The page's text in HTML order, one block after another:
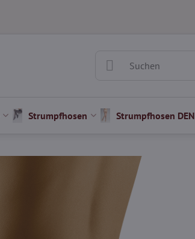
Strumpfhosen Strumpfhosen DEN